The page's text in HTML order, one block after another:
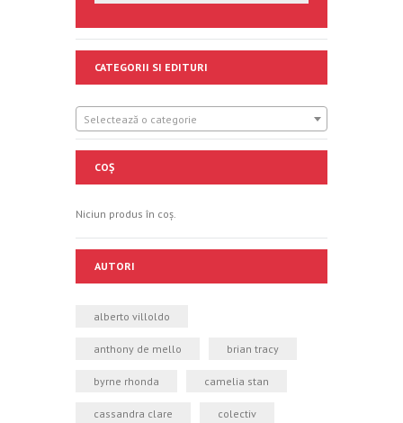
CATEGORII SI EDITURI
Selectează o categorie
COȘ
Niciun produs în coș.
AUTORI
alberto villoldo
anthony de mello brian tracy
byrne rhonda camelia stan
cassandra clare colectiv